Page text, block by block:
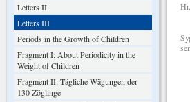
Letters II
Letters III
Periods in the Growth of Children
Fragment I: About Periodicity in the
Weight of Children
Fragment II: Tägliche Wägungen der
130 Zöglinge